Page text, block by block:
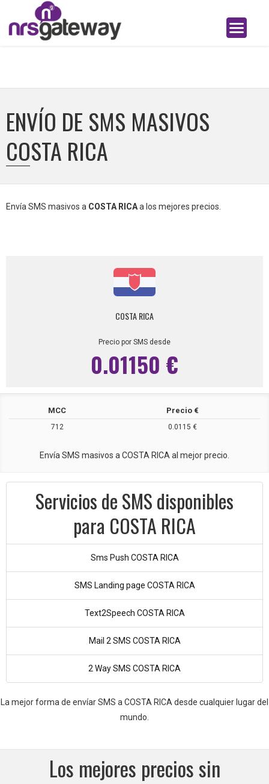
ENVÍO DE SMS MASIVOS
COSTA RICA
Envía SMS masivos a COSTA RICAa los mejores precios.
COSTA RICA
Precio por SMS desde
0.01150 €
MCC Precio €
712 0.0115 €
Envía SMS masivos a COSTA RICA al mejor precio.
Servicios de SMS disponibles
para COSTA RICA
Sms Push COSTA RICA
SMS Landing page COSTA RICA
Text2Speech COSTA RICA
Mail 2 SMS COSTA RICA
2 Way SMS COSTA RICA
La mejor forma de envíar SMS a COSTA RICA desde cualquier lugar del
mundo.
Los mejores precios sin